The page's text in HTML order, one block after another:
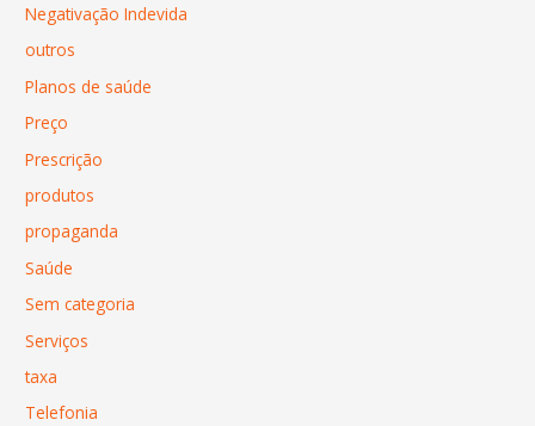
Negativação Indevida
outros
Planos de saúde
Preço
Prescrição
produtos
propaganda
Saúde
Sem categoria
Serviços
taxa
Telefonia